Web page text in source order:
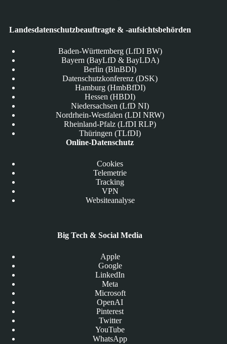
Landesdatenschutzbeauftragte & -aufsichtsbehörden
Baden-Württemberg (LfDI BW)
Bayern (BayLfD & BayLDA)
Berlin (BlnBDI)
Datenschutzkonferenz (DSK)
Hamburg (HmbBfDI)
Hessen (HBDI)
Niedersachsen (LfD NI)
Nordrhein-Westfalen (LDI NRW)
Rheinland-Pfalz (LfDI RLP)
Thüringen (TLfDI)
Online-Datenschutz
Cookies
Telemetrie
Tracking
VPN
Websiteanalyse
Big Tech & Social Media
Apple
Google
LinkedIn
Meta
Microsoft
OpenAI
Pinterest
Twitter
YouTube
WhatsApp